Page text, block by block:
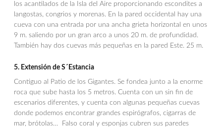
los acantilados de la Isla del Aire proporcionando escondites a
langostas, congrios y morenas. En la pared occidental hay una
cueva con una entrada por una ancha grieta horizontal en unos
9 m. saliendo por un gran arco a unos 20 m. de profundidad.
También hay dos cuevas más pequeñas en la pared Este. 25 m.
5. Extensión de S´Estancia
Contiguo al Patio de los Gigantes. Se fondea junto a la enorme
roca que sube hasta los 5 metros. Cuenta con un sin fin de
escenarios diferentes, y cuenta con algunas pequeñas cuevas
donde podemos encontrar grandes espirógrafos, cigarras de
mar, brótolas… Falso coral y esponjas cubren sus paredes